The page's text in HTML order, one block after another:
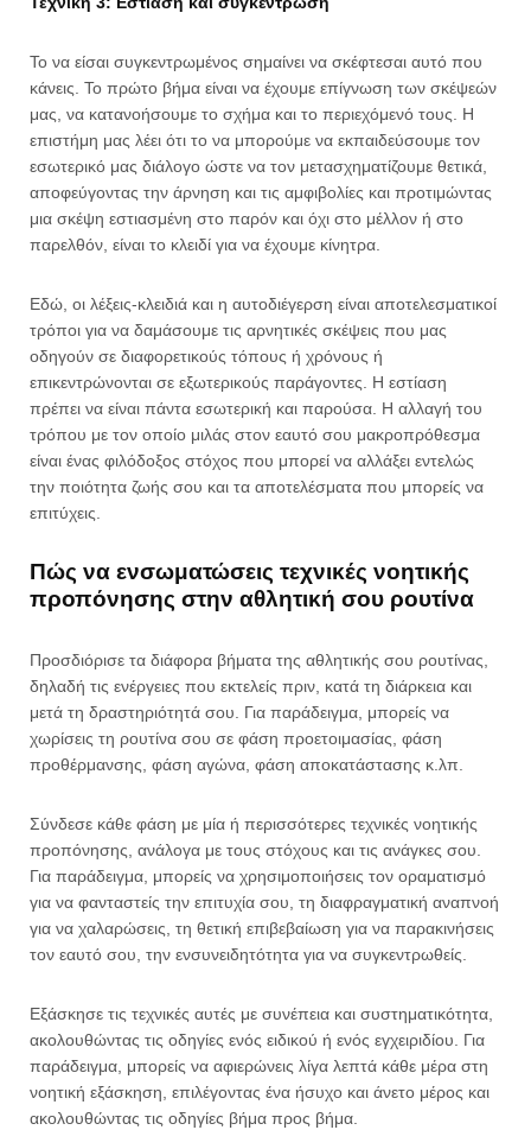
Το να είσαι συγκεντρωμένος σημαίνει να σκέφτεσαι αυτό που
κάνεις. Το πρώτο βήμα είναι να έχουμε επίγνωση των σκέψεών
μας, να κατανοήσουμε το σχήμα και το περιεχόμενό τους. Η
επιστήμη μας λέει ότι το να μπορούμε να εκπαιδεύσουμε τον
εσωτερικό μας διάλογο ώστε να τον μετασχηματίζουμε θετικά,
αποφεύγοντας την άρνηση και τις αμφιβολίες και προτιμώντας
μια σκέψη εστιασμένη στο παρόν και όχι στο μέλλον ή στο
παρελθόν, είναι το κλειδί για να έχουμε κίνητρα.
Εδώ, οι λέξεις-κλειδιά και η αυτοδιέγερση είναι αποτελεσματικοί
τρόποι για να δαμάσουμε τις αρνητικές σκέψεις που μας
οδηγούν σε διαφορετικούς τόπους ή χρόνους ή
επικεντρώνονται σε εξωτερικούς παράγοντες. Η εστίαση
πρέπει να είναι πάντα εσωτερική και παρούσα. Η αλλαγή του
τρόπου με τον οποίο μιλάς στον εαυτό σου μακροπρόθεσμα
είναι ένας φιλόδοξος στόχος που μπορεί να αλλάξει εντελώς
την ποιότητα ζωής σου και τα αποτελέσματα που μπορείς να
επιτύχεις.
Πώς να ενσωματώσεις τεχνικές νοητικής
προπόνησης στην αθλητική σου ρουτίνα
Προσδιόρισε τα διάφορα βήματα της αθλητικής σου ρουτίνας,
δηλαδή τις ενέργειες που εκτελείς πριν, κατά τη διάρκεια και
μετά τη δραστηριότητά σου. Για παράδειγμα, μπορείς να
χωρίσεις τη ρουτίνα σου σε φάση προετοιμασίας, φάση
προθέρμανσης, φάση αγώνα, φάση αποκατάστασης κ.λπ.
Σύνδεσε κάθε φάση με μία ή περισσότερες τεχνικές νοητικής
προπόνησης, ανάλογα με τους στόχους και τις ανάγκες σου.
Για παράδειγμα, μπορείς να χρησιμοποιήσεις τον οραματισμό
για να φανταστείς την επιτυχία σου, τη διαφραγματική αναπνοή
για να χαλαρώσεις, τη θετική επιβεβαίωση για να παρακινήσεις
τον εαυτό σου, την ενσυνειδητότητα για να συγκεντρωθείς.
Εξάσκησε τις τεχνικές αυτές με συνέπεια και συστηματικότητα,
ακολουθώντας τις οδηγίες ενός ειδικού ή ενός εγχειριδίου. Για
παράδειγμα, μπορείς να αφιερώνεις λίγα λεπτά κάθε μέρα στη
νοητική εξάσκηση, επιλέγοντας ένα ήσυχο και άνετο μέρος και
ακολουθώντας τις οδηγίες βήμα προς βήμα.